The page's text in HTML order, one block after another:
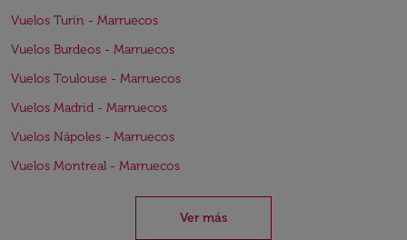
Vuelos Turín - Marruecos
Vuelos Burdeos - Marruecos
Vuelos Toulouse - Marruecos
Vuelos Madrid - Marruecos
Vuelos Nápoles - Marruecos
Vuelos Montreal - Marruecos
Ver más